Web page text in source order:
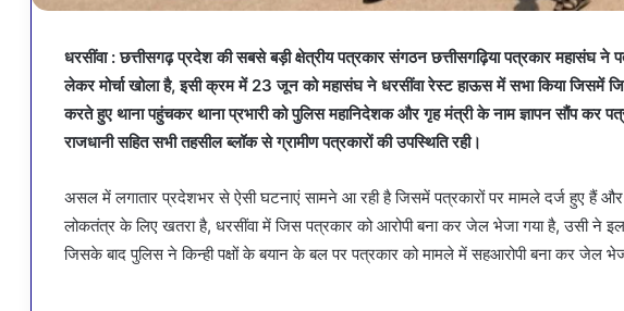
धरसींवा : छत्तीसगढ़ प्रदेश की सबसे बड़ी क्षेत्रीय पत्रकार संगठन छत्तीसगढ़िया पत्रकार महासंघ ने
लेकर मोर्चा खोला है, इसी क्रम में 23 जून को महासंघ ने धरसींवा रेस्ट हाऊस में सभा किया जिसमें
करते हुए थाना पहुंचकर थाना प्रभारी को पुलिस महानिदेशक और गृह मंत्री के नाम ज्ञापन सौंप कर
राजधानी सहित सभी तहसील ब्लॉक से ग्रामीण पत्रकारों की उपस्थिति रही।
असल में लगातार प्रदेशभर से ऐसी घटनाएं सामने आ रही है जिसमें पत्रकारों पर मामले दर्ज हुए हैं और
लोकतंत्र के लिए खतरा है, धरसींवा में जिस पत्रकार को आरोपी बना कर जेल भेजा गया है, उसी ने
जिसके बाद पुलिस ने किन्ही पक्षों के बयान के बल पर पत्रकार को मामले में सहआरोपी बना कर जेल